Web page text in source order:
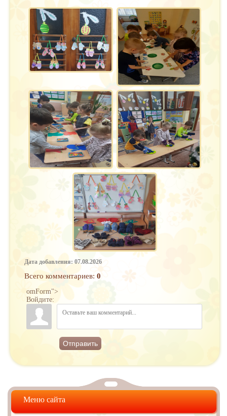
Дата добавления: 07.08.2026
Всего комментариев: 0
omForm">
Войдите:
Отправить
Меню сайта